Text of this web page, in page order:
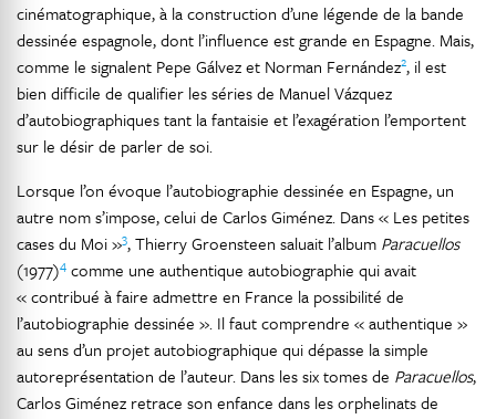
cinématographique, à la construction d’une légende de la bande
dessinée espagnole, dont l’influence est grande en Espagne. Mais,
comme le signalent Pepe Gálvez et Norman Fernández2, il est
bien difficile de qualifier les séries de Manuel Vázquez
d’autobiographiques tant la fantaisie et l’exagération l’emportent
sur le désir de parler de soi.
Lorsque l’on évoque l’autobiographie dessinée en Espagne, un
autre nom s’impose, celui de Carlos Giménez. Dans « Les petites
cases du Moi »3, Thierry Groensteen saluait l’album Paracuellos
(1977)4 comme une authentique autobiographie qui avait
« contribué à faire admettre en France la possibilité de
l’autobiographie dessinée ». Il faut comprendre « authentique »
au sens d’un projet autobiographique qui dépasse la simple
autoreprésentation de l’auteur. Dans les six tomes de Paracuellos,
Carlos Giménez retrace son enfance dans les orphelinats de